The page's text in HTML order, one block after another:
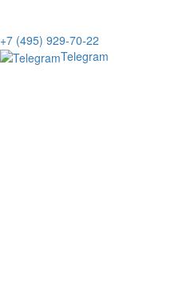
+7 (495) 929-70-22
Telegram